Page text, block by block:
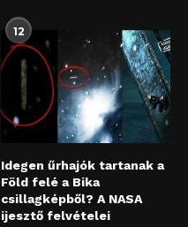
12
Idegen űrhajók tartanak a
Föld felé a Bika
csillagképből? A NASA
ijesztő felvételei